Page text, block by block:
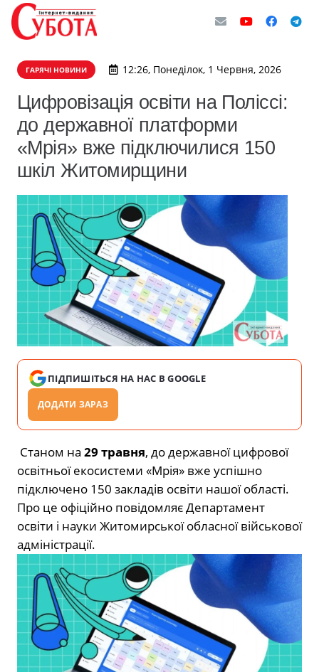
ГАРЯЧІ НОВИНИ 12:26, Понеділок, 1 Червня, 2026
Цифровізація освіти на Поліссі:
до державної платформи
«Мрія» вже підключилися 150
шкіл Житомирщини
ПІДПИШІТЬСЯ НА НАС В GOOGLE
ДОДАТИ ЗАРАЗ
Станом на 29 травня, до державної цифрової
освітньої екосистеми «Мрія» вже успішно
підключено 150 закладів освіти нашої області.
Про це офіційно повідомляє Департамент
освіти і науки Житомирської обласної військової
адміністрації.